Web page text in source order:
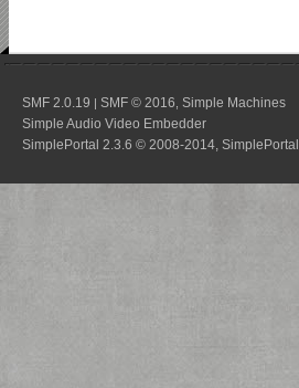
SMF 2.0.19 | SMF © 2016 Simple Machines
Simple Audio Video Embedder
SimplePortal 2.3.6 © 2008-2014, SimplePortal